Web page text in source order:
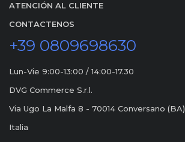
ATENCIÓN AL CLIENTE
CONTACTENOS
+39 0809698630
Lun-Vie 9:00-13:00 / 14:00-17.30
DVG Commerce S.r.l.
Via Ugo La Malfa 8 - 70014 Conversano (BA)
Italia